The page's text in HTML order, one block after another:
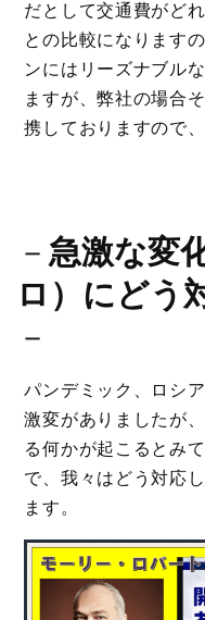
だとして交通費がど
との比較になります
ンにはリーズナブル
ますが、弊社の場合
携しておりますので
－ 急激な変
ロ）にどう
－
パンデミック、ロシ
激変がありましたが
る何かが起こるとみ
で、我々はどう対応
ます。